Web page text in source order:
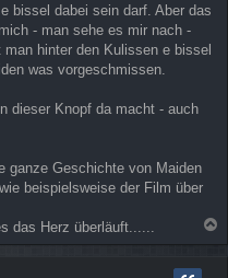
bissel dabei sein darf. Aber das
- man sehe es mir nach -
man hinter den Kulissen e bissel
was vorgeschmissen.
dieser Knopf da macht - auch
ganze Geschichte von Maiden
beispielsweise der Film über
das Herz überläuft......
a